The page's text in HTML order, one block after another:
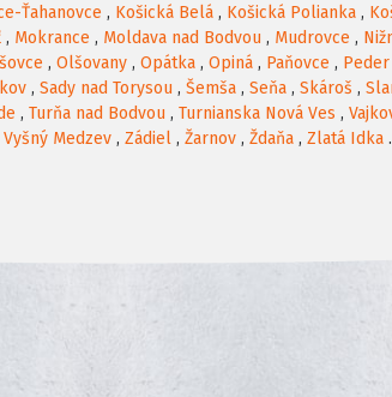
Ťahanovce , Košická Belá , Košická Polianka ,
, Mokrance , Moldava nad Bodvou , Mudrovce ,
, Olšovany , Opátka , Opiná , Paňovce , Peder
, Sady nad Torysou , Šemša , Seňa , Skároš ,
, Turňa nad Bodvou , Turnianska Nová Ves ,
Vyšný Medzev , Zádiel , Žarnov , Ždaňa , Zlatá Idka .